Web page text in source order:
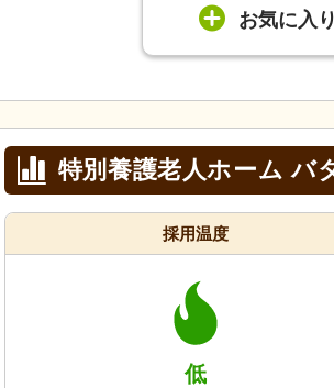
お気に入り
特別養護老人ホーム バ
採用温度
低